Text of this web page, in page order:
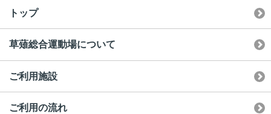
トップ
草薙総合運動場について
ご利用施設
ご利用の流れ